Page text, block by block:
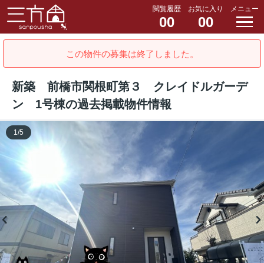
閲覧履歴
00
お気に入り
00
メニュー
この物件の募集は終了しました。
新築 前橋市関根町第３ クレイドルガーデ
ン 1号棟の過去掲載物件情報
1/5